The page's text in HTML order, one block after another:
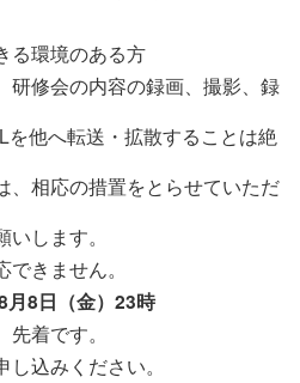
る環境のある方
修会の内容の録画、撮影、録
他へ転送・拡散することは絶
相応の措置をとらせていただ
します。
きません。
月8日（金）23時
先着です。
込みください。